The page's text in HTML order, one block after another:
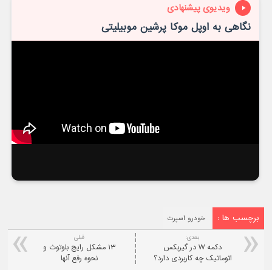
ویدیوی پیشنهادی
نگاهی به اوپل موکا پرشین موبیلیتی
برچسب ها : خودرو اسپرت
قبلی
۱۳ مشکل رایج بلوتوث و
نحوه رفع آنها
بعدی:
دکمه W در گیربکس
اتوماتیک چه کاربردی دارد؟